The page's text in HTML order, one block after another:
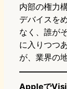
内部の権力
デバイスを
なく、誰が
に入りつつ
が、業界の
Appleで